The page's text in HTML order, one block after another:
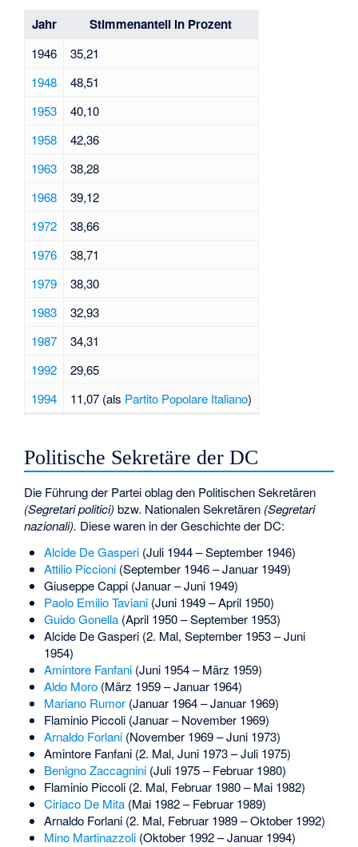
Jahr Stimmenanteil in Prozent
1946
35,21
1948
48,51
1953
40,10
1958
42,36
1963
38,28
1968
39,12
1972
38,66
1976
38,71
1979
38,30
1983
32,93
1987
34,31
1992
29,65
1994
11,07 (als Partito Popolare Italiano)
Politische Sekretäre der DC
Die Führung der Partei oblag den Politischen Sekretären
(Segretari politici)bzw. Nationalen Sekretären (Segretari
nazionali). Diese waren in der Geschichte der DC:
Alcide De Gasperi(Juli 1944 – September 1946)
Attilio Piccioni(September 1946 – Januar 1949)
Giuseppe Cappi(Januar – Juni 1949)
Paolo Emilio Taviani(Juni 1949 – April 1950)
Guido Gonella(April 1950 – September 1953)
Alcide De Gasperi (2. Mal, September 1953 – Juni
1954)
Amintore Fanfani(Juni 1954 – März 1959)
Aldo Moro(März 1959 – Januar 1964)
Mariano Rumor(Januar 1964 – Januar 1969)
Flaminio Piccoli(Januar – November 1969)
Arnaldo Forlani(November 1969 – Juni 1973)
Amintore Fanfani (2. Mal, Juni 1973 – Juli 1975)
Benigno Zaccagnini(Juli 1975 – Februar 1980)
Flaminio Piccoli (2. Mal, Februar 1980 – Mai 1982)
Ciriaco De Mita(Mai 1982 – Februar 1989)
Arnaldo Forlani (2. Mal, Februar 1989 – Oktober 1992)
Mino Martinazzoli(Oktober 1992 – Januar 1994)